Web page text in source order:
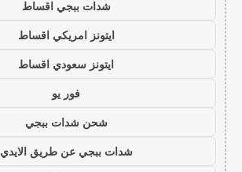
شدات ببجي اقساط
ايتونز امريكي اقساط
ايتونز سعودي اقساط
فور يو
شحن شدات ببجي
شدات ببجي عن طريق الايدي